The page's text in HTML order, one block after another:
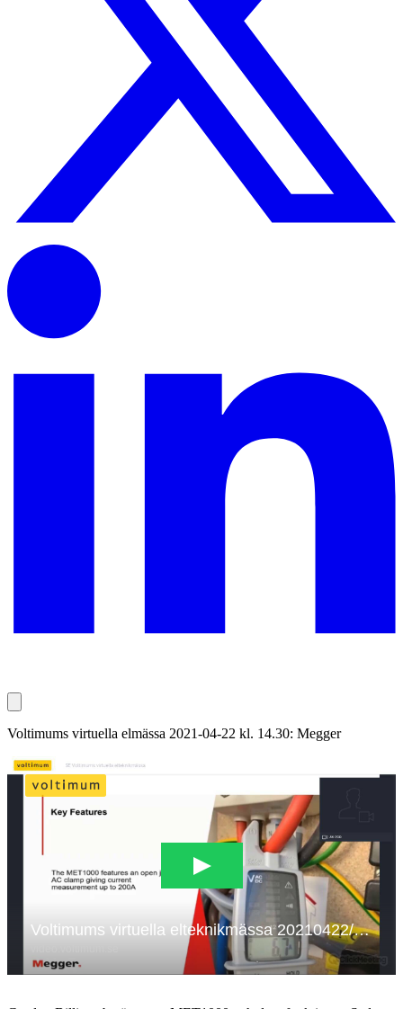
Voltimums virtuella elmässa 2021-04-22 kl. 14.30: Megger